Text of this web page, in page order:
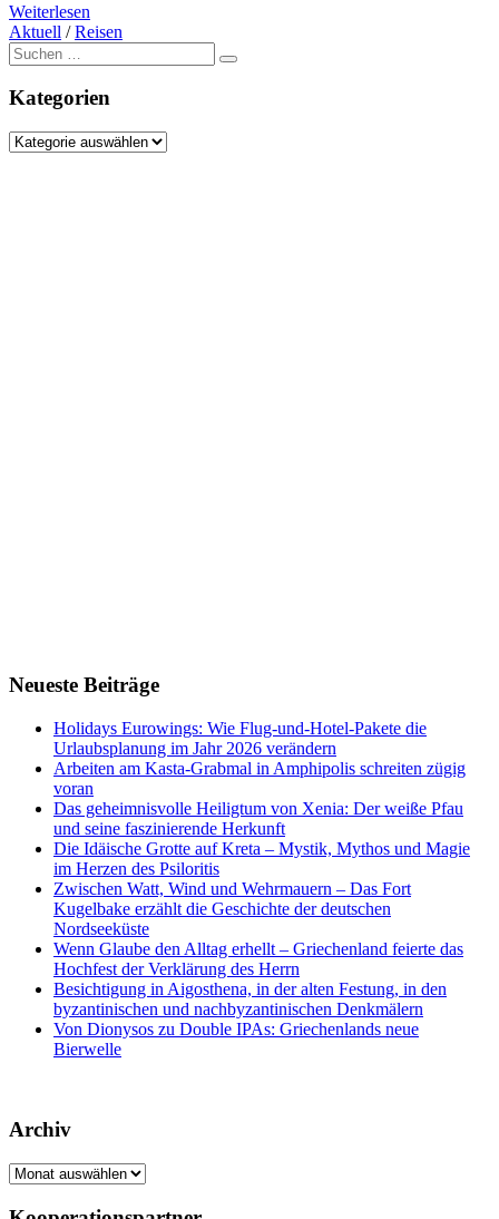
Weiterlesen
Aktuell /Reisen
Suche
nach:
Kategorien
Kategorien
Neueste Beiträge
Holidays Eurowings: Wie Flug-und-Hotel-Pakete die
Urlaubsplanung im Jahr 2026 verändern
Arbeiten am Kasta-Grabmal in Amphipolis schreiten zügig
voran
Das geheimnisvolle Heiligtum von Xenia: Der weiße Pfau
und seine faszinierende Herkunft
Die Idäische Grotte auf Kreta – Mystik, Mythos und Magie
im Herzen des Psiloritis
Zwischen Watt, Wind und Wehrmauern – Das Fort
Kugelbake erzählt die Geschichte der deutschen
Nordseeküste
Wenn Glaube den Alltag erhellt – Griechenland feierte das
Hochfest der Verklärung des Herrn
Besichtigung in Aigosthena, in der alten Festung, in den
byzantinischen und nachbyzantinischen Denkmälern
Von Dionysos zu Double IPAs: Griechenlands neue
Bierwelle
Archiv
Archiv